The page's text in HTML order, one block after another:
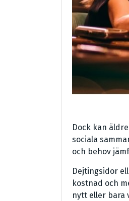
Dock kan
sociala
och behov
Dejtingsidor
kostnad och
nytt eller bara